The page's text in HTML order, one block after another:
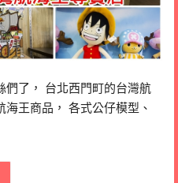
們了， 台北西門町的台灣航
王商品， 各式公仔模型、